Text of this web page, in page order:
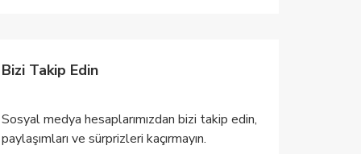
Bizi Takip Edin
Sosyal medya hesaplarımızdan bizi takip edin,
paylaşımları ve sürprizleri kaçırmayın.